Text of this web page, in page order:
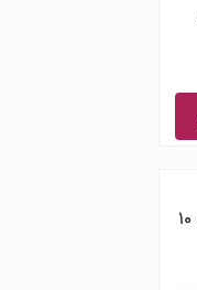
قطره چشمی گیاهی پیور فارمیجیا 10